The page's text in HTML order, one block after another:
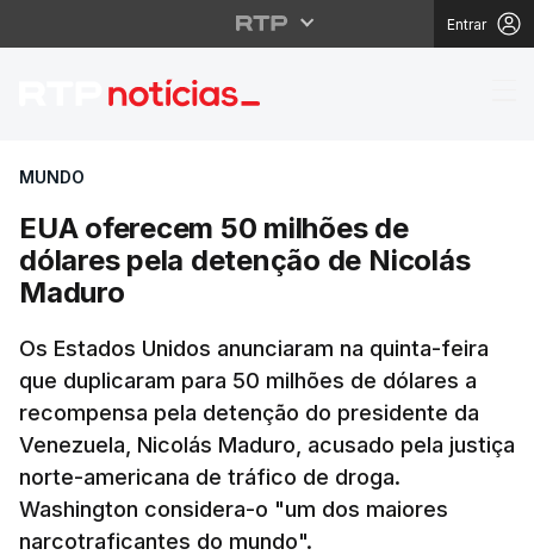
Entrar
EUA oferecem 50
MUNDO
EUA oferecem 50 milhões de
dólares pela detenção de Nicolás
Maduro
Os Estados Unidos anunciaram na quinta-feira
que duplicaram para 50 milhões de dólares a
recompensa pela detenção do presidente da
Venezuela, Nicolás Maduro, acusado pela justiça
norte-americana de tráfico de droga.
Washington considera-o "um dos maiores
narcotraficantes do mundo".